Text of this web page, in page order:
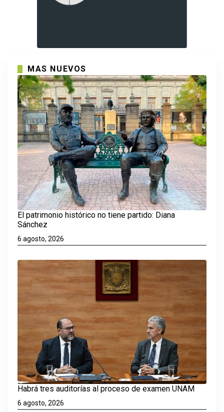
MAS NUEVOS
El patrimonio histórico no tiene partido: Diana
Sánchez
6 agosto, 2026
Habrá tres auditorías al proceso de examen UNAM
6 agosto, 2026